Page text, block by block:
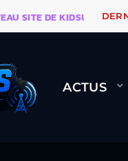
DE KIDSUNE
ACTUS